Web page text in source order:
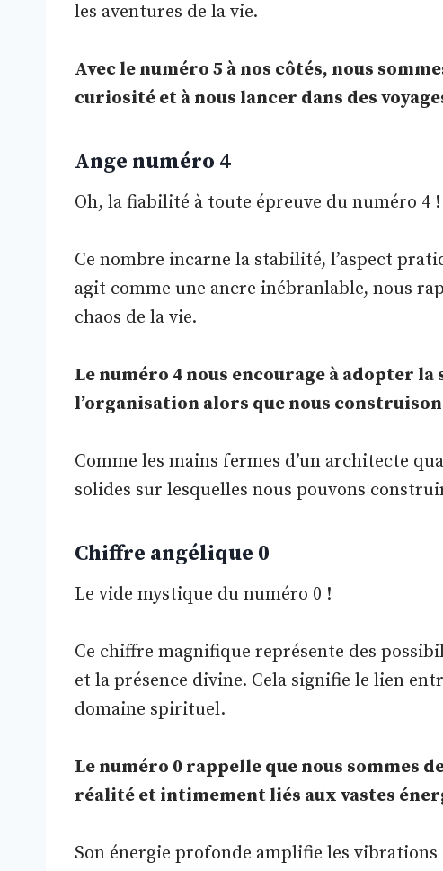
les aventures de la vie.
Avec le numéro 5 à nos côtés, nous
curiosité et à nous lancer dans des
Ange numéro 4
Oh, la fiabilité à toute épreuve du numéro 4 !
Ce nombre incarne la stabilité, l’aspect
agit comme une ancre inébranlable, nous
chaos de la vie.
Le numéro 4 nous encourage à adopter
l’organisation alors que nous
Comme les mains fermes d’un architecte
solides sur lesquelles nous pouvons
Chiffre angélique 0
Le vide mystique du numéro 0 !
Ce chiffre magnifique représente des
et la présence divine. Cela signifie le lien
domaine spirituel.
Le numéro 0 rappelle que nous sommes
réalité et intimement liés aux vastes
Son énergie profonde amplifie les